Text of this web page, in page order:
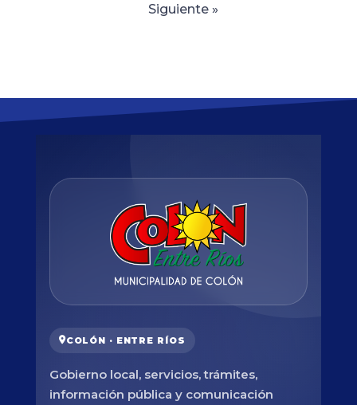
Siguiente »
COLÓN · ENTRE RÍOS
Gobierno local, servicios, trámites,
información pública y comunicación